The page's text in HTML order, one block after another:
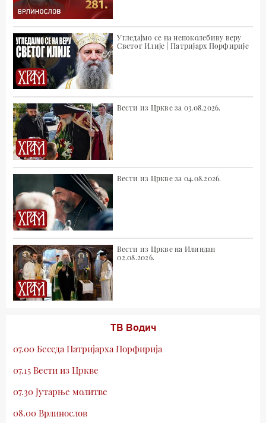
Угледајмо се на непоколебиву веру
Светог Илије | Патријарх Порфирије
Вести из Цркве за 03.08.2026.
Вести из Цркве за 04.08.2026.
Вести из Цркве на Илиндан
02.08.2026.
ТВ Водич
07.00 Беседа Патријарха Порфирија
07.15 Вести из Цркве
07.30 Јутарње молитве
08.00 Врлинослов